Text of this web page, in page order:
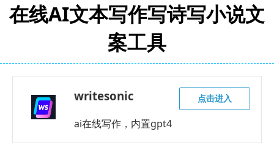
在线AI文本写作写诗写小说文
案工具
writesonic 点击进入
ai在线写作，内置gpt4